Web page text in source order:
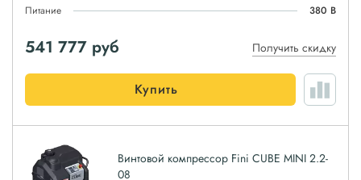
Питание
380 В
541 777 руб Получить скидку
Купить
Винтовой компрессор Fini CUBE MINI 2.2-
08